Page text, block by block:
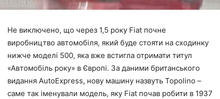
Не виключено, що через 1,5 року Fiat почне
виробництво автомобіля, який буде стояти на сходинку
нижче моделі 500, яка вже встигла отримати титул
«Автомобіль року» в Європі. За даними британського
видання AutoExpress, нову машину назвуть Topolino –
саме так іменували модель, яку Fiat почав робити в 1937